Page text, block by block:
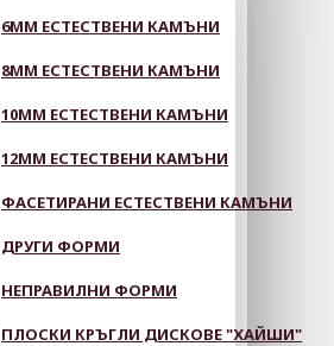
6MM ЕСТЕСТВЕНИ КАМЪНИ
8MM ЕСТЕСТВЕНИ КАМЪНИ
10MM ЕСТЕСТВЕНИ КАМЪНИ
12MM ЕСТЕСТВЕНИ КАМЪНИ
ФАСЕТИРАНИ ЕСТЕСТВЕНИ КАМЪНИ
ДРУГИ ФОРМИ
НЕПРАВИЛНИ ФОРМИ
ПЛОСКИ КРЪГЛИ ДИСКОВЕ "ХАЙШИ"